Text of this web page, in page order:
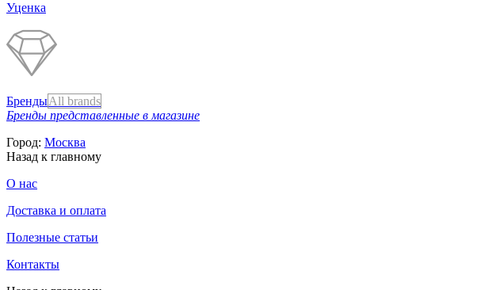
Уценка
БрендыAll brands
Бренды представленные в магазине
Город: Москва
Назад к главному
О нас
Доставка и оплата
Полезные статьи
Контакты